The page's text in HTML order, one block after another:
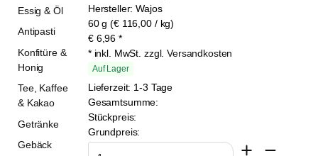
Hersteller: Wajos
60 g (€ 116,00 / kg)
€ 6,96 *
* inkl. MwSt. zzgl. Versandkosten
Auf Lager
Lieferzeit: 1-3 Tage
Gesamtsumme:
Stückpreis:
Grundpreis:
Essig & Öl
Antipasti
Konfitüre &
Honig
Tee, Kaffee
& Kakao
Getränke
Gebäck